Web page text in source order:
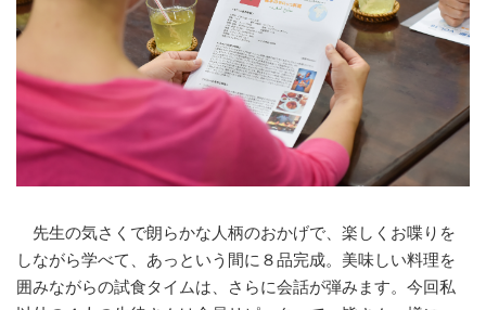
先生の気さくで朗らかな人柄のおかげで、楽しくお喋りを
しながら学べて、あっという間に８品完成。美味しい料理を
囲みながらの試食タイムは、さらに会話が弾みます。今回私